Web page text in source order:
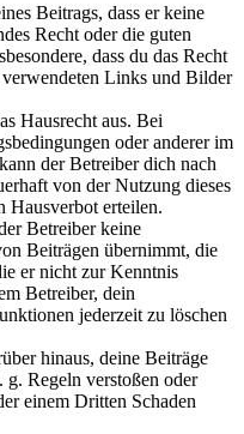
Beitrags, dass er keine
Recht oder die guten
dass du das Recht
Links und Bilder
Hausrecht aus. Bei
oder anderer im
der Betreiber dich nach
von der Nutzung dieses
Hausverbot erteilen.
Betreiber keine
Beiträgen übernimmt, die
er nicht zur Kenntnis
Betreiber, dein
jederzeit zu löschen
hinaus, deine Beiträge
g. Regeln verstoßen oder
einem Dritten Schaden